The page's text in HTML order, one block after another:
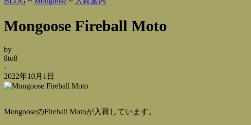
Mongoose Fireball Moto
by
8to8
-
2022年10月1日
MongooseのFireball Motoが入荷しています。